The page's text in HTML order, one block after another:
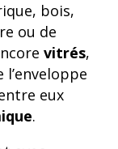
bois,
ou de
vitrés,
eux
.